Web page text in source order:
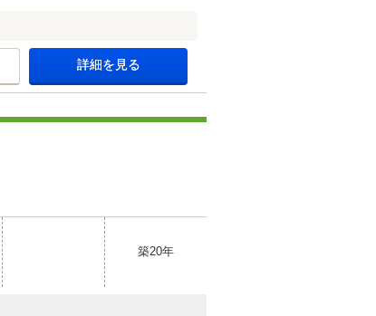
詳細を見る
築20年